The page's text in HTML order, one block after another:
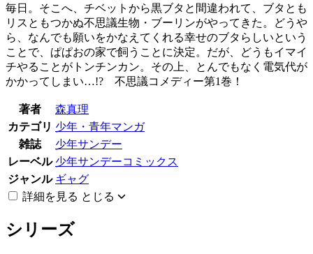
毎日。そこへ、チベットから黒ブタと間違われて、ブタとも
リスともつかぬ不思議生物・ブーリンがやってきた。どうや
ら、なんでも願いをかなえてくれる幸せのブタらしいという
ことで、ぱぱおの家で飼うことに決定。だが、どうもイマイ
チやることがトンチンカン。その上、とんでもなく電気代が
かかってしまい…!? 不思議コメディー第1巻！
著者
森真理
カテゴリ 少年・青年マンガ
雑誌
少年サンデー
レーベル 少年サンデーコミックス
ジャンル ギャグ
詳細を見る とじる
シリーズ